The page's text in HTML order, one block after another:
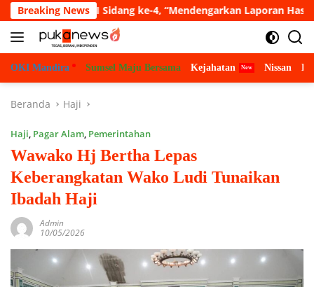
Langsung
ke
konten
Breaking News
VII Sidang ke-4, “Mendengarkan Laporan Hasil
OKI Mandira Sumsel Maju Bersama Kejahatan Nissan
Beranda Haji
Haji, Pagar Alam, Pemerintahan
Wawako Hj Bertha Lepas
Keberangkatan Wako Ludi Tunaikan
Ibadah Haji
Admin
10/05/2026